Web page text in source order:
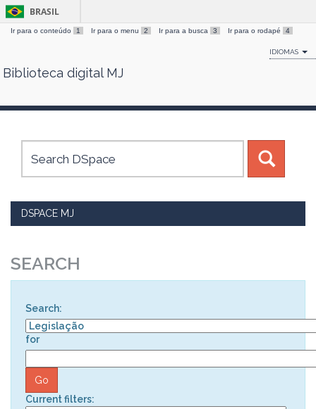
Skip
BRASIL
Ir para o conteúdo 1 Ir para o menu 2 Ir para a busca 3 Ir para o rodapé 4
IDIOMAS
Biblioteca digital MJ
DSPACE MJ
SEARCH
Search:
for
Current filters: